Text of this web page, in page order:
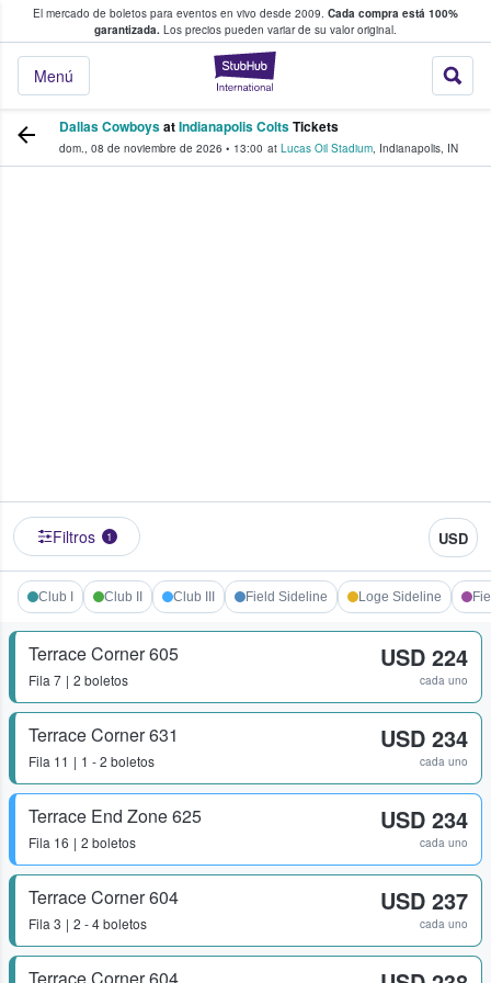
El mercado de boletos para eventos en vivo desde 2009. Cada compra está 100%
garantizada. Los precios pueden variar de su valor original.
StubHub: donde
Menú
fans compran y venden boletos
Dallas CowboysatIndianapolis ColtsTickets
dom., 08 de noviembre de 2026 • 13:00 at Lucas Oil Stadium, Indianapolis, IN
Filtros 1 USD
Club I Club II Club III Field Sideline Loge Sideline
Terrace Corner 605
Fila 7 2 boletos
USD 224
cada uno
Terrace Corner 631
Fila 11 1 - 2 boletos
USD 234
cada uno
Terrace End Zone 625
Fila 16 2 boletos
USD 234
cada uno
Terrace Corner 604
Fila 3 2 - 4 boletos
USD 237
cada uno